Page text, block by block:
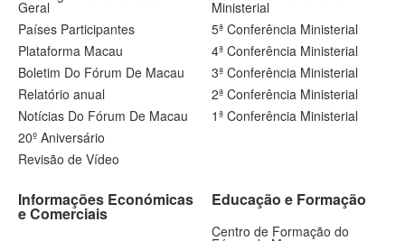
Geral
Países Participantes
Plataforma Macau
Boletim Do Fórum De Macau
Relatório anual
Notícias Do Fórum De Macau
20º Aniversário
Revisão de Vídeo
Ministerial
5ª Conferência Ministerial
4ª Conferência Ministerial
3ª Conferência Ministerial
2ª Conferência Ministerial
1ª Conferência Ministerial
Informações Económicas
e Comerciais
Educação e Formação
Centro de Formação do